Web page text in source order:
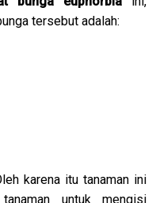
tersebut adalah:
karena itu tanaman ini
untuk mengisi